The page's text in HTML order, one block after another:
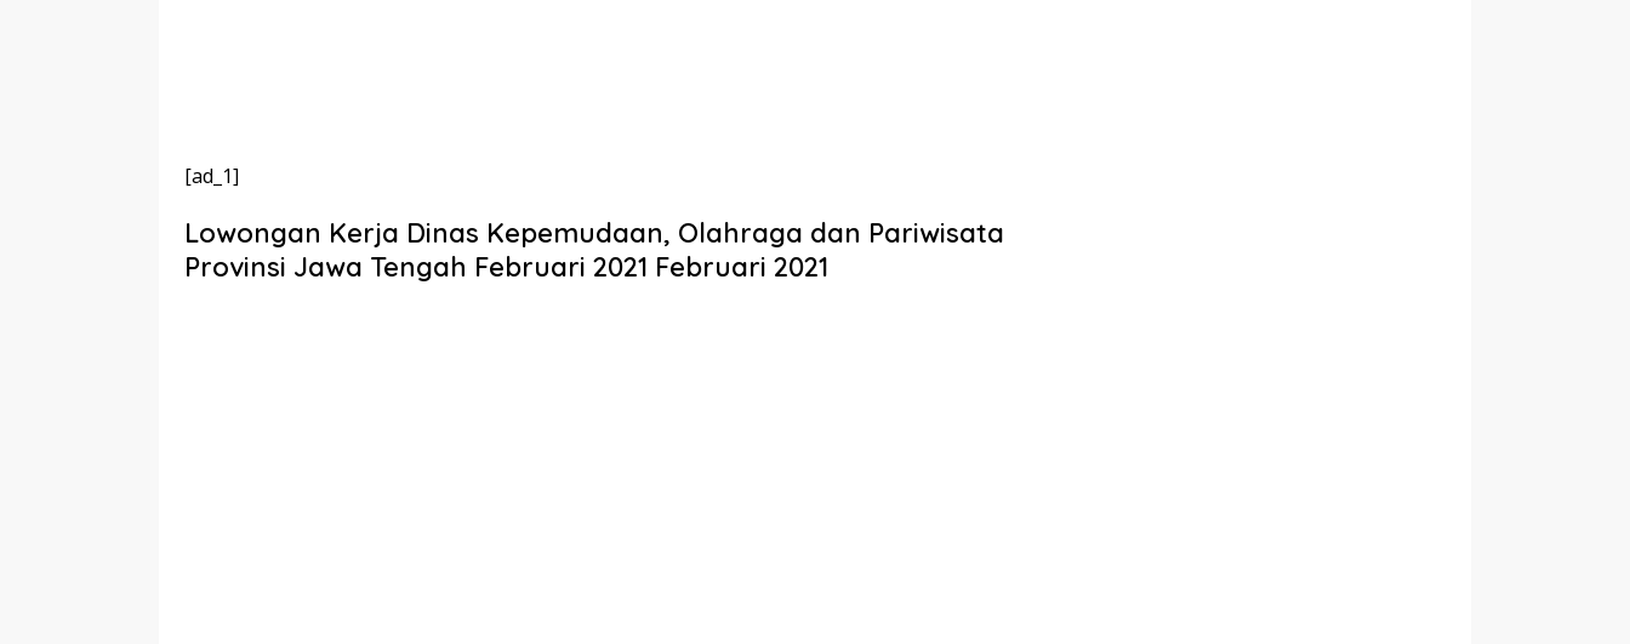
[ad_1]
Lowongan Kerja Dinas Kepemudaan, Olahraga dan Pariwisata
Provinsi Jawa Tengah Februari 2021 Februari 2021